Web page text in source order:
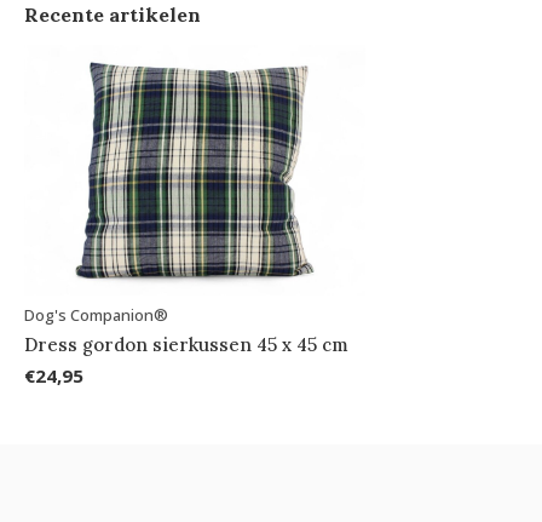
Recente artikelen
Dog's Companion®
Dress gordon sierkussen 45 x 45 cm
€24,95